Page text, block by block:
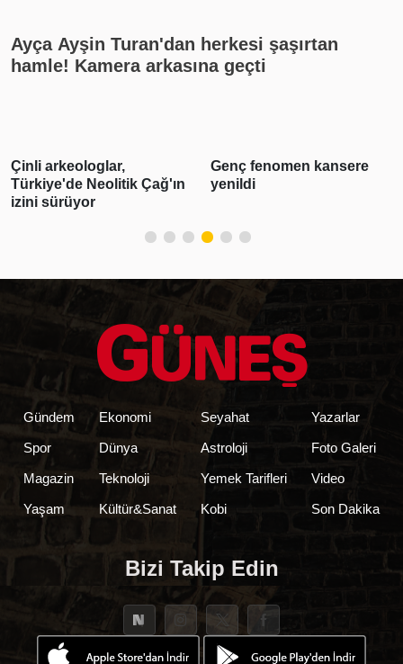
Ayça Ayşin Turan'dan herkesi şaşırtan
hamle! Kamera arkasına geçti
Çinli arkeologlar,
Türkiye'de Neolitik Çağ'ın
izini sürüyor
Genç fenomen kansere
yenildi
Gündem
Spor
Magazin
Yaşam
Ekonomi
Dünya
Teknoloji
Kültür&Sanat
Seyahat
Astroloji
Yemek Tarifleri
Kobi
Yazarlar
Foto Galeri
Video
Son Dakika
Bizi Takip Edin